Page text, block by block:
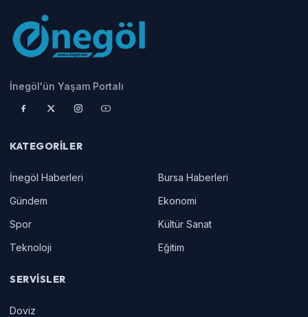
Kamerada
İnegöl'ün Yaşam Portalı
KATEGORILER
İnegöl Haberleri